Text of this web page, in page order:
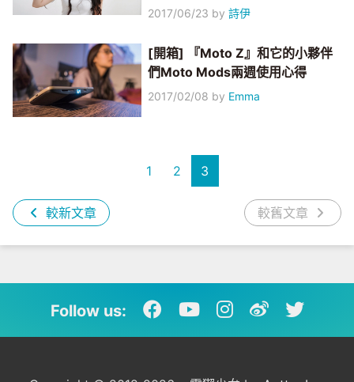
2017/06/23 by詩伊
[開箱] 『Moto Z』和它的小夥伴
們Moto Mods兩週使用心得
2017/02/08 by Emma
較新文章
1 2 3
較舊文章
Follow us: